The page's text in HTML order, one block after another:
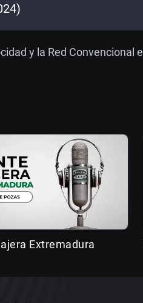
y la Red Convencional
Extremadura